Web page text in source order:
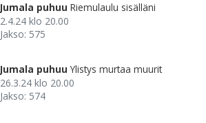
Jumala puhuu Riemulaulu sisälläni
2.4.24 klo 20.00
Jakso: 575
Jumala puhuu Ylistys murtaa muurit
26.3.24 klo 20.00
Jakso: 574